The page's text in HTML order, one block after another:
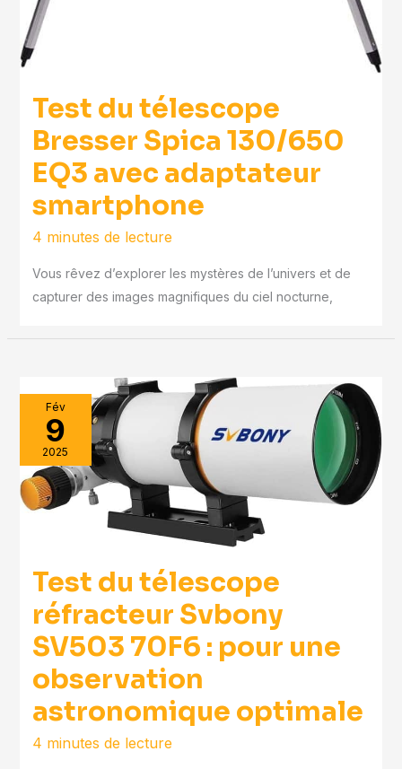
Test du télescope
Bresser Spica 130/650
EQ3 avec adaptateur
smartphone
4 minutes de lecture
Vous rêvez d’explorer les mystères de l’univers et de
capturer des images magnifiques du ciel nocturne,
Fév
9
2025
Test du télescope
réfracteur Svbony
SV503 70F6 : pour une
observation
astronomique optimale
4 minutes de lecture